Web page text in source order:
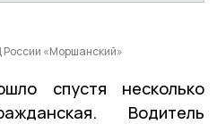
«Моршанский»
спустя несколько
Водитель